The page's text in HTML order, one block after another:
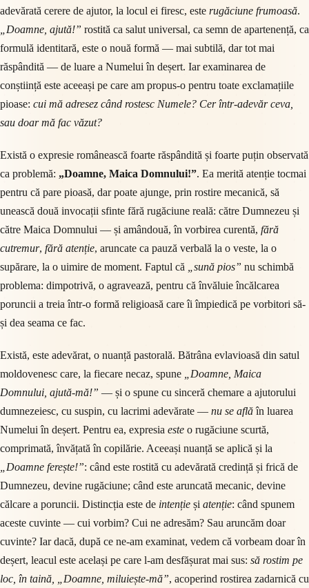
adevărată cerere de ajutor, la locul ei firesc, este rugăciune frumoasă.
„Doamne, ajută!” rostită ca salut universal, ca semn de apartenență, ca
formulă identitară, este o nouă formă — mai subtilă, dar tot mai
răspândită — de luare a Numelui în deșert. Iar examinarea de
conștiință este aceeași pe care am propus-o pentru toate exclamațiile
pioase: cui mă adresez când rostesc Numele? Cer într-adevăr ceva,
sau doar mă fac văzut?
Există o expresie românească foarte răspândită și foarte puțin observată
ca problemă: „Doamne, Maica Domnului!”. Ea merită atenție tocmai
pentru că pare pioasă, dar poate ajunge, prin rostire mecanică, să
unească două invocații sfinte fără rugăciune reală: către Dumnezeu și
către Maica Domnului — și amândouă, în vorbirea curentă, fără
cutremur, fără atenție, aruncate ca pauză verbală la o veste, la o
supărare, la o uimire de moment. Faptul că „sună pios” nu schimbă
problema: dimpotrivă, o agravează, pentru că învăluie încălcarea
poruncii a treia într-o formă religioasă care îi împiedică pe vorbitori să-
și dea seama ce fac.
Există, este adevărat, o nuanță pastorală. Bătrâna evlavioasă din satul
moldovenesc care, la fiecare necaz, spune „Doamne, Maica
Domnului, ajută-mă!” — și o spune cu sinceră chemare a ajutorului
dumnezeiesc, cu suspin, cu lacrimi adevărate — nu se aflăîn luarea
Numelui în deșert. Pentru ea, expresia este o rugăciune scurtă,
comprimată, învățată în copilărie. Aceeași nuanță se aplică și la
„Doamne ferește!”: când este rostită cu adevărată credință și frică de
Dumnezeu, devine rugăciune; când este aruncată mecanic, devine
călcare a poruncii. Distincția este de intenție și atenție: când spunem
aceste cuvinte — cui vorbim? Cui ne adresăm? Sau aruncăm doar
cuvinte? Iar dacă, după ce ne-am examinat, vedem că vorbeam doar în
deșert, leacul este același pe care l-am desfășurat mai sus: să rostim pe
loc, în taină, „Doamne, miluiește-mă”, acoperind rostirea zadarnică cu